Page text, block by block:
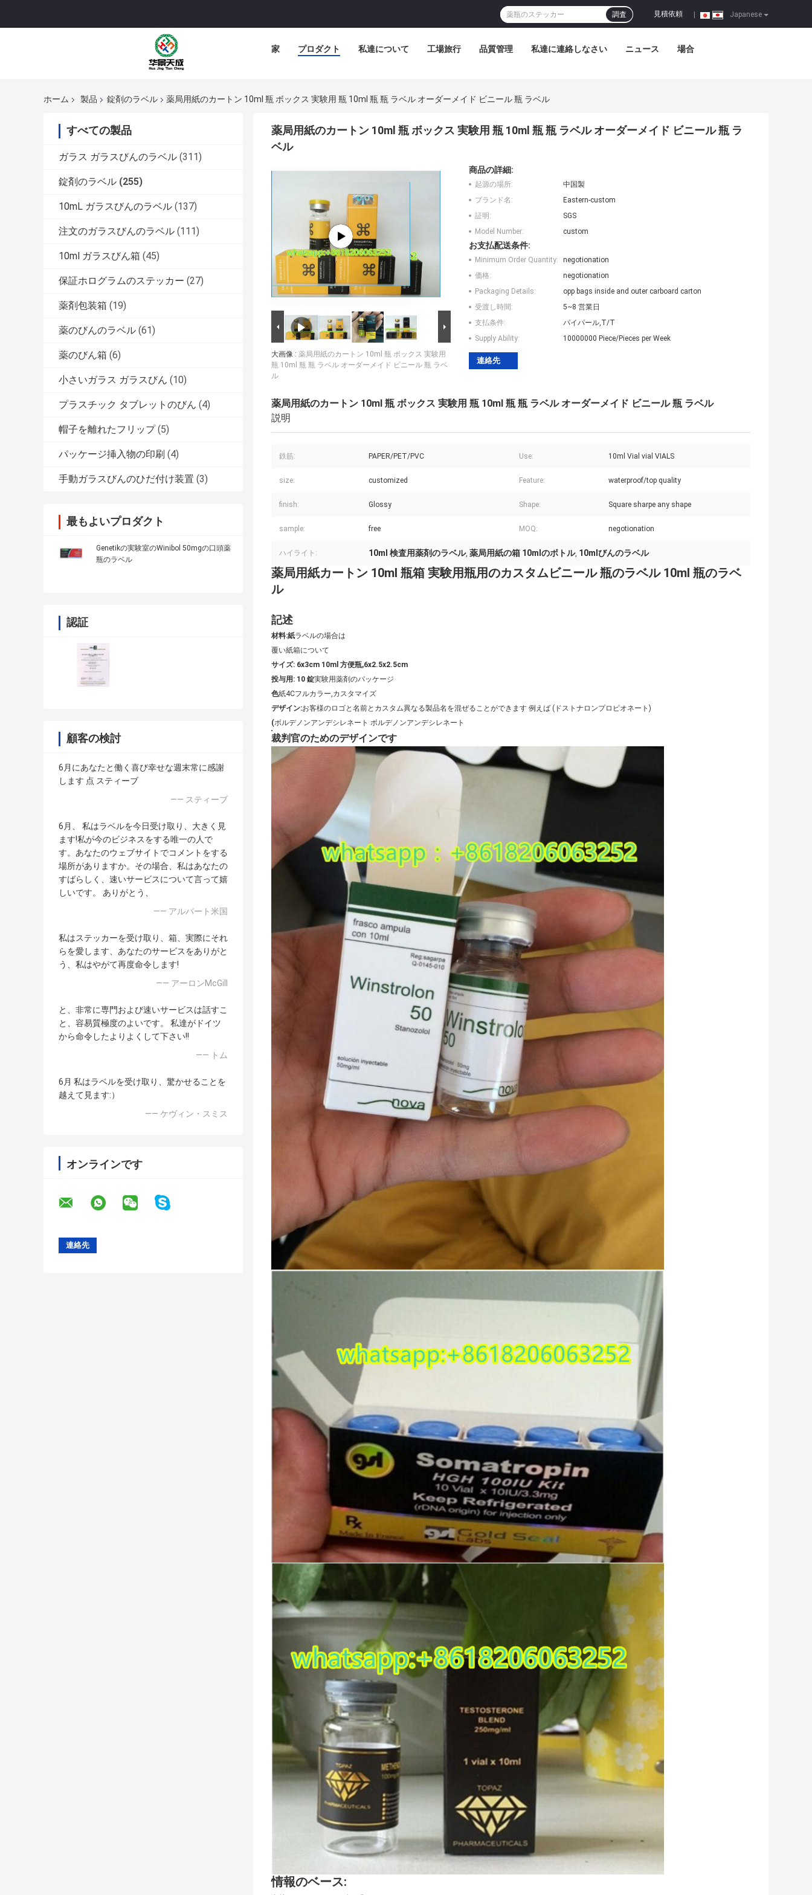
Japanese
見積依頼
調査
家 プロダクト 私達について 工場旅行 品質管理 私達に連絡しなさい ニュース 場合
ホーム 製品 錠剤のラベル 薬局用紙のカートン 10ml 瓶 ボックス 実験用 瓶 10ml 瓶 瓶 ラベル オーダーメイド ビニール 瓶 ラベル
すべての製品
ガラス ガラスびんのラベル (311)
錠剤のラベル (255)
10mL ガラスびんのラベル (137)
注文のガラスびんのラベル (111)
10ml ガラスびん箱 (45)
保証ホログラムのステッカー (27)
薬剤包装箱 (19)
薬のびんのラベル (61)
薬のびん箱 (6)
小さいガラス ガラスびん (10)
プラスチック タブレットのびん (4)
帽子を離れたフリップ (5)
パッケージ挿入物の印刷 (4)
手動ガラスびんのひだ付け装置 (3)
最もよいプロダクト
Genetikの実験室のWinibol 50mgの口頭薬
瓶のラベル
認証
顧客の検討
6月にあなたと働く喜び幸せな週末常に感謝
します 点 スティーブ
—— スティーブ
6月、 私はラベルを今日受け取り、大きく見
ます!私が今のビジネスをする唯一の人で
す。あなたのウェブサイトでコメントをする
場所がありますか。その場合、私はあなたの
すばらしく、速いサービスについて言って嬉
しいです。 ありがとう、
—— アルバート米国
私はステッカーを受け取り、箱、実際にそれ
らを愛します、あなたのサービスをありがと
う、私はやがて再度命令します!
—— アーロンMcGill
と、非常に専門および速いサービスは話すこ
と、容易質極度のよいです。 私達がドイツ
から命令したよりよくして下さい!!
—— トム
6月 私はラベルを受け取り、驚かせることを
越えて見ます:）
—— ケヴィン・スミス
オンラインです
薬局用紙のカートン 10ml 瓶 ボックス 実験用 瓶 10ml 瓶 瓶 ラベル オーダーメイド ビニール 瓶 ラ
ベル
大画像 : 薬局用紙のカートン 10ml 瓶 ボックス 実験用
瓶 10ml 瓶 瓶 ラベル オーダーメイド ビニール 瓶 ラベ
ル
商品の詳細:
起源の場所:
中国製
ブランド名:
Eastern-custom
証明:
SGS
Model Number:
custom
お支払配送条件:
Minimum Order Quantity:
negotionation
価格:
negotionation
Packaging Details:
opp bags inside and outer carboard carton
受渡し時間:
5~8 営業日
支払条件:
パイパール,T/T
Supply Ability:
10000000 Piece/Pieces per Week
連絡先
薬局用紙のカートン 10ml 瓶 ボックス 実験用 瓶 10ml 瓶 瓶 ラベル オーダーメイド ビニール 瓶 ラベル
説明
鉄筋: PAPER/PET/PVC Use: 10ml Vial vial VIALS
size: customized Feature: waterproof/top quality
finish: Glossy Shape: Square sharpe any shape
sample: free MOQ: negotionation
ハイライト: 10ml 検査用薬剤のラベル, 薬局用紙の箱 10mlのボトル, 10mlびんのラベル
薬局用紙カートン 10ml 瓶箱 実験用瓶用のカスタムビニール 瓶のラベル 10ml 瓶のラベ
ル
記述
材料:紙ラベルの場合は
覆い紙箱について
サイズ: 6x3cm 10ml 方便瓶,6x2.5x2.5cm
投与用: 10 錠実験用薬剤のパッケージ
色紙4Cフルカラー,カスタマイズ
デザイン:お客様のロゴと名前とカスタム異なる製品名を混ぜることができます 例えば (ドストナロンプロピオネート)
(ボルデノンアンデシレネート ボルデノンアンデシレネート
裁判官のためのデザインです
情報のベース: